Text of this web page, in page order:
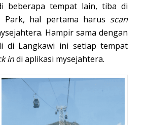
beberapa tempat lain, tiba di
Park, hal pertama harus scan
Hampir sama dengan
di Langkawi ini setiap tempat
indi aplikasi mysejahtera.